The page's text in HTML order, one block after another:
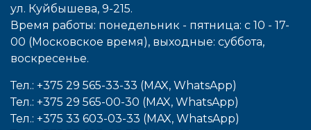
ул. Куйбышева, 9-215.
Время работы: понедельник - пятница: с 10 - 17-
00 (Московское время), выходные: cуббота,
воcкресенье.
Тел.: +375 29 565-33-33 (MAX, WhatsApp)
Тел.: +375 29 565-00-30 (MAX, WhatsApp)
Тел.: +375 33 603-03-33 (MAX, WhatsApp)